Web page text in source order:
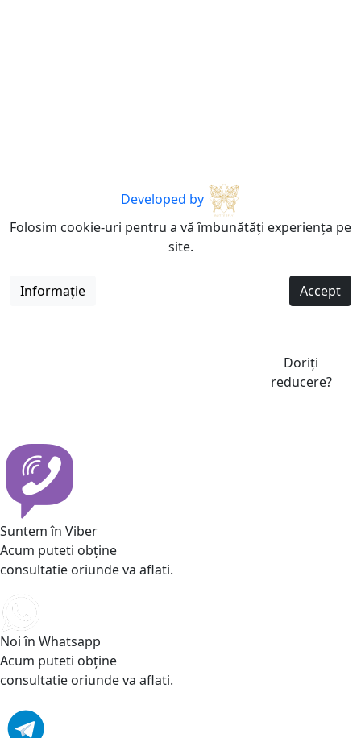
Developed by
Folosim cookie-uri pentru a vă îmbunătăți experiența pe
site.
Informație Accept
Doriți
reducere?
Suntem în Viber
Acum puteti obține
consultatie oriunde va aflati.
Noi în Whatsapp
Acum puteti obține
consultatie oriunde va aflati.